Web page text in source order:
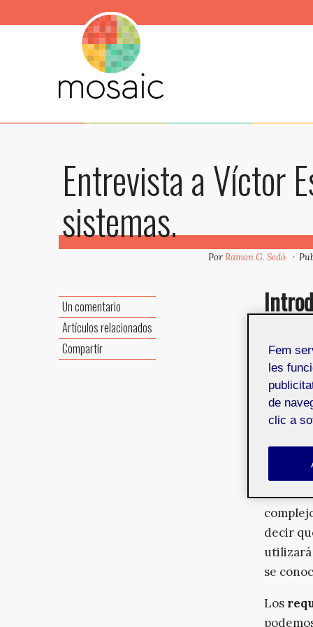
Entrevista a Víctor
sistemas.
PorRamon G. Sedó
Un comentario
Artículos relacionados
Compartir
La
está
Cabe
decir
utilizará
se
Los
Fem
les
de
clic a